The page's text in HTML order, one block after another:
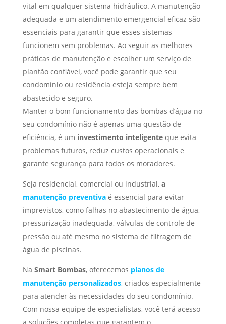
vital em qualquer sistema hidráulico. A manutenção
adequada e um atendimento emergencial eficaz são
essenciais para garantir que esses sistemas
funcionem sem problemas. Ao seguir as melhores
práticas de manutenção e escolher um serviço de
plantão confiável, você pode garantir que seu
condomínio ou residência esteja sempre bem
abastecido e seguro.
Manter o bom funcionamento das bombas d’água no
seu condomínio não é apenas uma questão de
eficiência, é um investimento inteligenteque evita
problemas futuros, reduz custos operacionais e
garante segurança para todos os moradores.
Seja residencial, comercial ou industrial, a
manutenção preventivaé essencial para evitar
imprevistos, como falhas no abastecimento de água,
pressurização inadequada, válvulas de controle de
pressão ou até mesmo no sistema de filtragem de
água de piscinas.
Na Smart Bombas, oferecemos planos de
manutenção personalizados,criados especialmente
para atender às necessidades do seu condomínio.
Com nossa equipe de especialistas, você terá acesso